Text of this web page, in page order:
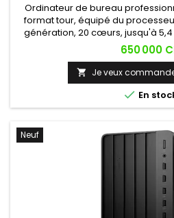
Ordinateur de bureau
format tour, équipé du
génération, 20 cœurs, jusqu'à 5,4
Go de stockage SSD. Une
conçue pour les charges de
Prix
650 000
 Je veux
 En
Neuf